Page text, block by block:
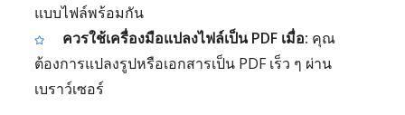
แบบไฟล์พร้อมกัน
ควรใช้เครื่องมือแปลงไฟล์เป็น PDF เมื่อ: คุณ
ต้องการแปลงรูปหรือเอกสารเป็น PDF เร็ว ๆ ผ่าน
เบราว์เซอร์